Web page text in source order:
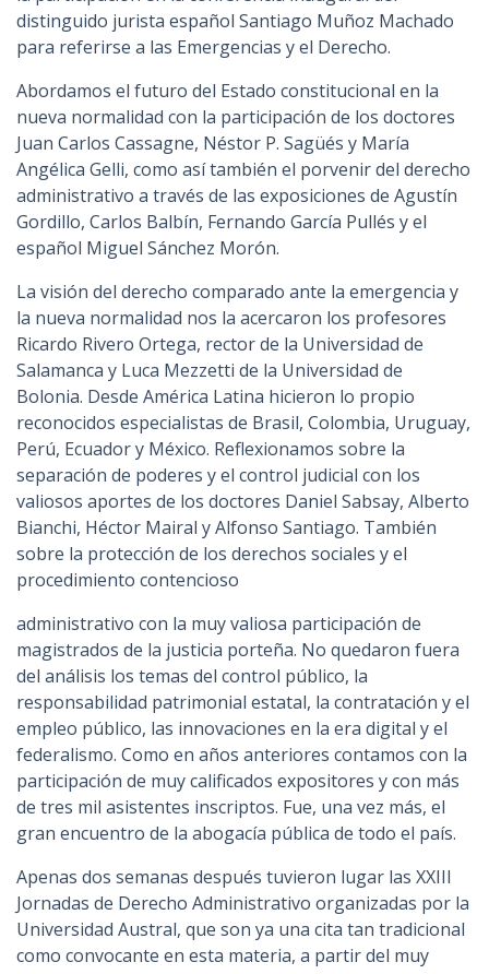
distinguido jurista español Santiago Muñoz Machado
para referirse a las Emergencias y el Derecho.
Abordamos el futuro del Estado constitucional en la
nueva normalidad con la participación de los doctores
Juan Carlos Cassagne, Néstor P. Sagüés y María
Angélica Gelli, como así también el porvenir del derecho
administrativo a través de las exposiciones de Agustín
Gordillo, Carlos Balbín, Fernando García Pullés y el
español Miguel Sánchez Morón.
La visión del derecho comparado ante la emergencia y
la nueva normalidad nos la acercaron los profesores
Ricardo Rivero Ortega, rector de la Universidad de
Salamanca y Luca Mezzetti de la Universidad de
Bolonia. Desde América Latina hicieron lo propio
reconocidos especialistas de Brasil, Colombia, Uruguay,
Perú, Ecuador y México. Reflexionamos sobre la
separación de poderes y el control judicial con los
valiosos aportes de los doctores Daniel Sabsay, Alberto
Bianchi, Héctor Mairal y Alfonso Santiago. También
sobre la protección de los derechos sociales y el
procedimiento contencioso
administrativo con la muy valiosa participación de
magistrados de la justicia porteña. No quedaron fuera
del análisis los temas del control público, la
responsabilidad patrimonial estatal, la contratación y el
empleo público, las innovaciones en la era digital y el
federalismo. Como en años anteriores contamos con la
participación de muy calificados expositores y con más
de tres mil asistentes inscriptos. Fue, una vez más, el
gran encuentro de la abogacía pública de todo el país.
Apenas dos semanas después tuvieron lugar las XXIII
Jornadas de Derecho Administrativo organizadas por la
Universidad Austral, que son ya una cita tan tradicional
como convocante en esta materia, a partir del muy